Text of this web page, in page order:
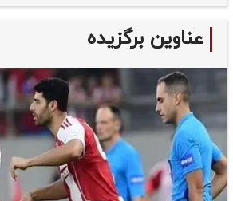
عناوین برگزیده